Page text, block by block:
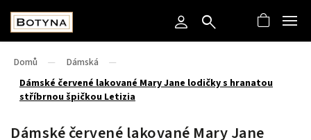
Domů / Dámská
/
Dámské červené lakované Mary Jane lodičky s hranatou
stříbrnou špičkou Letizia
Dámské červené lakované Mary Jane